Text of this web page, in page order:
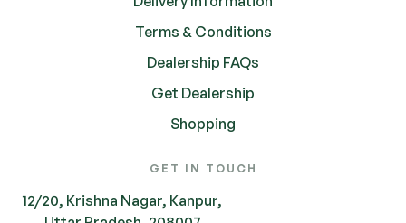
Terms & Conditions
Dealership FAQs
Get Dealership
Shopping
GET IN TOUCH
12/20, Krishna Nagar, Kanpur,